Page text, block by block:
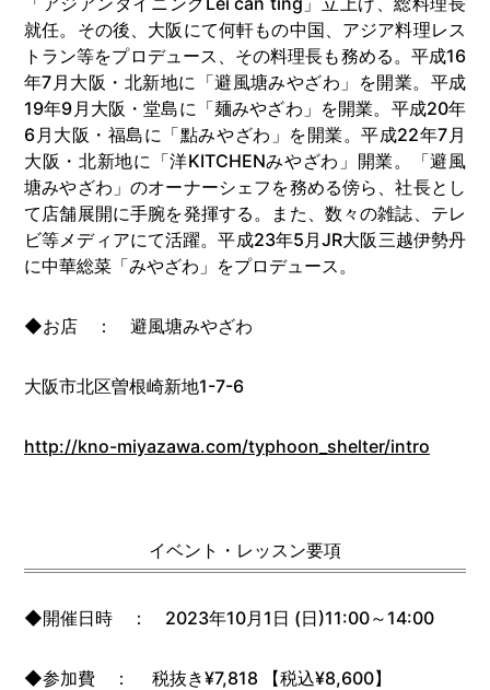
就任。その後、大阪にて何軒もの中国、アジア料理レス
トラン等をプロデュース、その料理長も務める。 平成16
年7月 大阪・北新地に「避風塘みやざわ」を開業。 平成
19年9月 大阪・堂島に「麺みやざわ」を開業。 平成20年
6月 大阪・福島に「點みやざわ」を開業。平成22年7月
大阪・北新地に「洋KITCHENみやざわ」開業。「避風
塘みやざわ」のオーナーシェフを務める傍ら、社長とし
て店舗展開に手腕を発揮する。また、数々の雑誌、テレ
ビ等メディアにて活躍。平成23年5月JR大阪三越伊勢丹
に中華総菜「みやざわ」をプロデュース。
◆お店 ： 避風塘みやざわ
大阪市北区曽根崎新地1-7-6
http://kno-miyazawa.com/typhoon_shelter/intro
イベント・レッスン要項
◆開催日時 ： 2023年10月1日 (日)11:00～14:00
◆参加費 ： 税抜き¥7,818 【税込¥8,600】